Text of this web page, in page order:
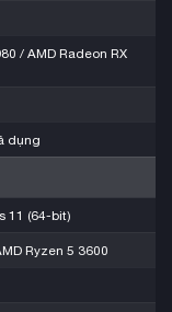
/ AMD Radeon RX
dụng
11 (64-bit)
Ryzen 5 3600